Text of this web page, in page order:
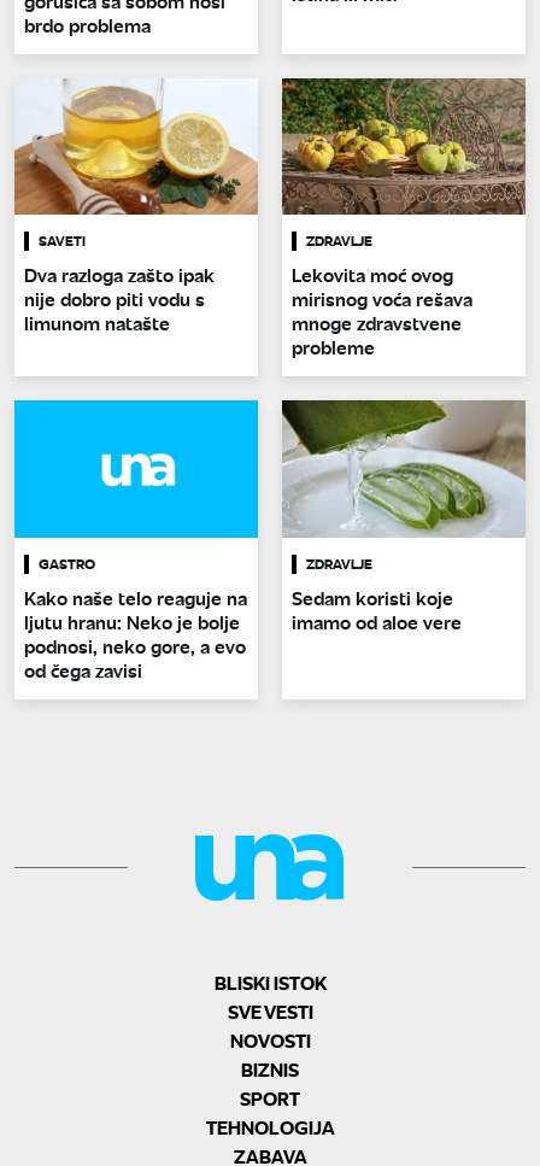
brdo problema
SAVETI
Dva razloga zašto ipak
nije dobro piti vodu s
limunom natašte
ZDRAVLJE
Lekovita moć ovog
mirisnog voća rešava
mnoge zdravstvene
probleme
GASTRO
Kako naše telo reaguje na
ljutu hranu: Neko je bolje
podnosi, neko gore, a evo
od čega zavisi
ZDRAVLJE
Sedam koristi koje
imamo od aloe vere
BLISKI ISTOK
SVE VESTI
NOVOSTI
BIZNIS
SPORT
TEHNOLOGIJA
ZABAVA